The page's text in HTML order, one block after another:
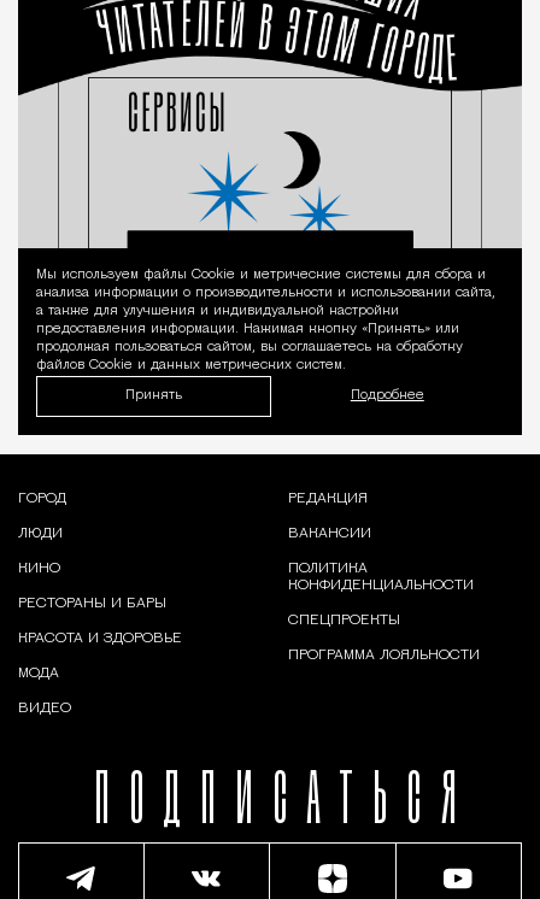
Уведомление
Мы используем файлы Сookie и метрические системы для сбора и
анализа информации о производительности и использовании сайта,
а также для улучшения и индивидуальной настройки
предоставления информации. Нажимая кнопку «Принять» или
продолжая пользоваться сайтом, вы соглашаетесь на обработку
файлов Cookie и данных метрических систем.
Принять Подробнее
ПОДПИСАТЬСЯ
ГОРОД
ЛЮДИ
КИНО
РЕСТОРАНЫ И БАРЫ
КРАСОТА И ЗДОРОВЬЕ
МОДА
ВИДЕО
РЕДАКЦИЯ
ВАКАНСИИ
ПОЛИТИКА
КОНФИДЕНЦИАЛЬНОСТИ
СПЕЦПРОЕКТЫ
ПРОГРАММА ЛОЯЛЬНОСТИ